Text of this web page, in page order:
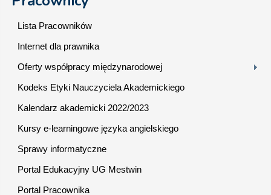
Lista Pracowników
Internet dla prawnika
Oferty współpracy międzynarodowej
Kodeks Etyki Nauczyciela Akademickiego
Kalendarz akademicki 2022/2023
Kursy e-learningowe języka angielskiego
Sprawy informatyczne
Portal Edukacyjny UG Mestwin
Portal Pracownika